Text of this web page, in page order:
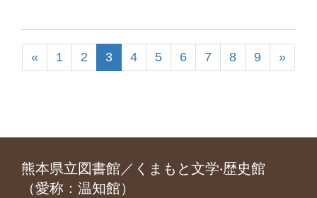
« 1 2 3 4 5 6 7 8 9 »
熊本県立図書館／くまもと文学‧歴史館
（愛称：温知館）